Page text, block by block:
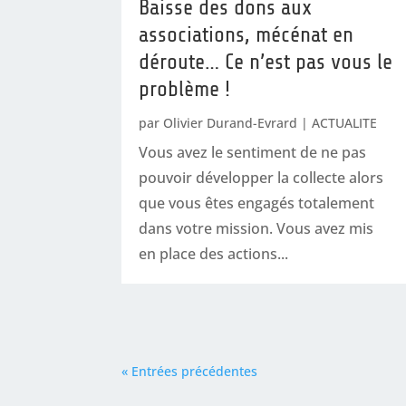
Baisse des dons aux
associations, mécénat en
déroute… Ce n’est pas vous le
problème !
par Olivier Durand-Evrard |ACTUALITE
Vous avez le sentiment de ne pas
pouvoir développer la collecte alors
que vous êtes engagés totalement
dans votre mission. Vous avez mis
en place des actions...
« Entrées précédentes